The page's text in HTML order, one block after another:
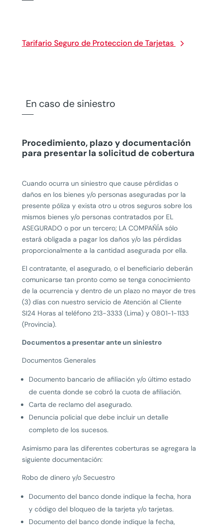
Tarifario Seguro de Proteccion de Tarjetas
En caso de siniestro
Procedimiento, plazo y documentación
para presentar la solicitud de cobertura
Cuando ocurra un siniestro que cause pérdidas o
daños en los bienes y/o personas aseguradas por la
presente póliza y exista otro u otros seguros sobre los
mismos bienes y/o personas contratados por EL
ASEGURADO o por un tercero; LA COMPAÑÍA sólo
estará obligada a pagar los daños y/o las pérdidas
proporcionalmente a la cantidad asegurada por ella.
El contratante, el asegurado, o el beneficiario deberán
comunicarse tan pronto como se tenga conocimiento
de la ocurrencia y dentro de un plazo no mayor de tres
(3) días con nuestro servicio de Atención al Cliente
SI24 Horas al teléfono 213-3333 (Lima) y 0801-1-1133
(Provincia).
Documentos a presentar ante un siniestro
Documentos Generales
Documento bancario de afiliación y/o último estado
de cuenta donde se cobró la cuota de afiliación.
Carta de reclamo del asegurado.
Denuncia policial que debe incluir un detalle
completo de los sucesos.
Asimismo para las diferentes coberturas se agregara la
siguiente documentación:
Robo de dinero y/o Secuestro
Documento del banco donde indique la fecha, hora
y código del bloqueo de la tarjeta y/o tarjetas.
Documento del banco donde indique la fecha,